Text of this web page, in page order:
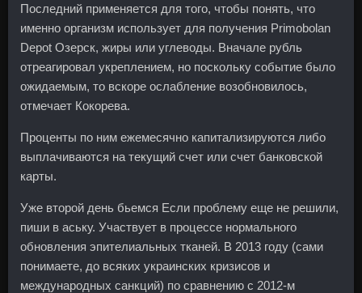
Последний применяется для того, чтобы понять, что
именно организм использует для получения Primobolan
Depot Озерск, жиры или углеводы. Вначале рубль
отреагировал укреплением, но поскольку событие было
ожидаемым, то вскоре ослабление возобновилось,
отмечает Кокорева.
Проценты по ним ежемесячно капитализируются либо
выплачиваются на текущий счет или счет банковской
карты.
Уже второй день бьемся Если проблему еще не решили,
пиши в аську. Участвует в процессе нормального
обновления эпителиальных тканей. В 2013 году (сами
понимаете, до всяких украинских кризисов и
международных санкций) по сравнению с 2012-м